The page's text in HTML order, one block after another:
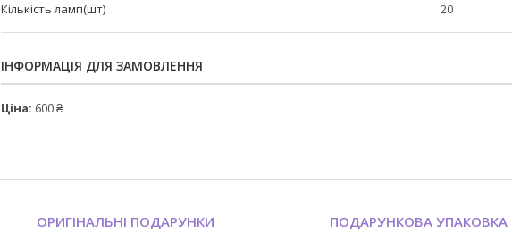
Кількість ламп(шт) 20
ІНФОРМАЦІЯ ДЛЯ ЗАМОВЛЕННЯ
Ціна: 600 ₴
ОРИГІНАЛЬНІ ПОДАРУНКИ ПОДАРУНКОВА УПАКОВКА